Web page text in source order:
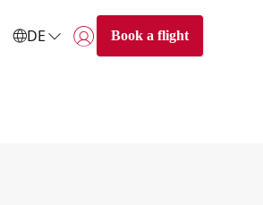
DE Anmelden | Beitreten)
Book a flight